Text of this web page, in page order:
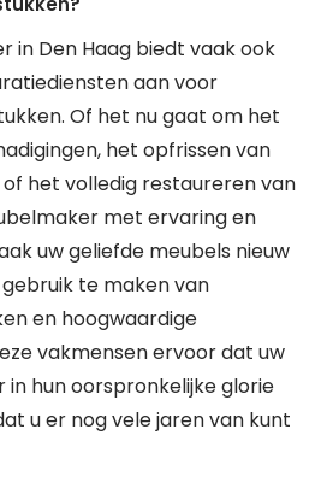
in Den Haag biedt vaak ook
aan voor
Of het nu gaat om het
het opfrissen van
het volledig restaureren van
met ervaring en
uw geliefde meubels nieuw
te maken van
en hoogwaardige
vakmensen ervoor dat uw
hun oorspronkelijke glorie
u er nog vele jaren van kunt